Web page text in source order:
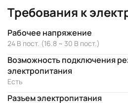
Требования к
Рабочее напряжение
24 В пост. (16.8 ~ 30 В пост.)
Возможность подключения
электропитания
Есть
Разъем электропитания